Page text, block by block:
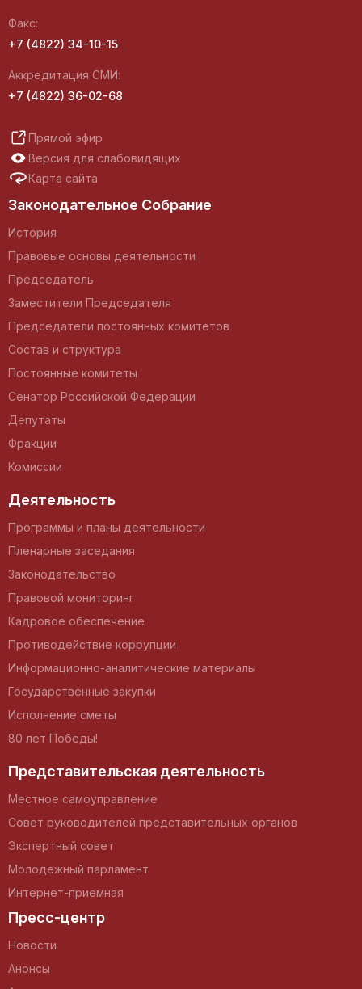
Факс:
+7 (4822) 34-10-15
Аккредитация СМИ:
+7 (4822) 36-02-68
Прямой эфир
Версия для слабовидящих
Карта сайта
Законодательное Собрание
История
Правовые основы деятельности
Председатель
Заместители Председателя
Председатели постоянных комитетов
Состав и структура
Постоянные комитеты
Сенатор Российской Федерации
Депутаты
Фракции
Комиссии
Деятельность
Программы и планы деятельности
Пленарные заседания
Законодательство
Правовой мониторинг
Кадровое обеспечение
Противодействие коррупции
Информационно-аналитические материалы
Государственные закупки
Исполнение сметы
80 лет Победы!
Представительская деятельность
Местное самоуправление
Совет руководителей представительных органов
Экспертный совет
Молодежный парламент
Интернет-приемная
Пресс-центр
Новости
Анонсы